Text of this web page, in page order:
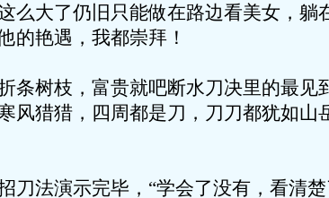
么大了仍旧只能做在路边看美女，躺
的艳遇，我都崇拜！
条树枝，富贵就吧断水刀决里的最见
风猎猎，四周都是刀，刀刀都犹如山
刀法演示完毕，“学会了没有，看清